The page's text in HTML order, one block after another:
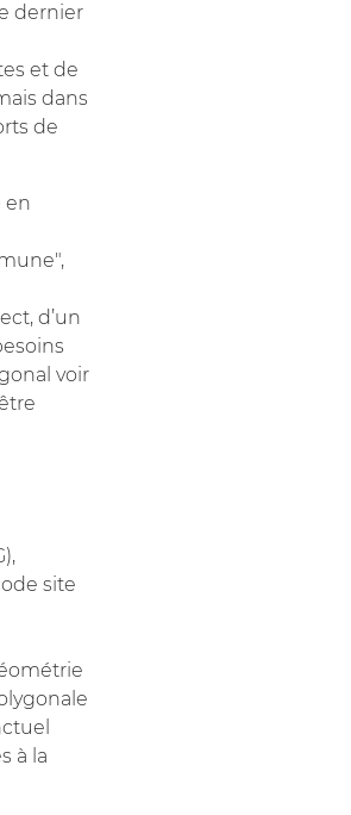
dernier
et de
dans
de
en
d’un
voir
site
à la